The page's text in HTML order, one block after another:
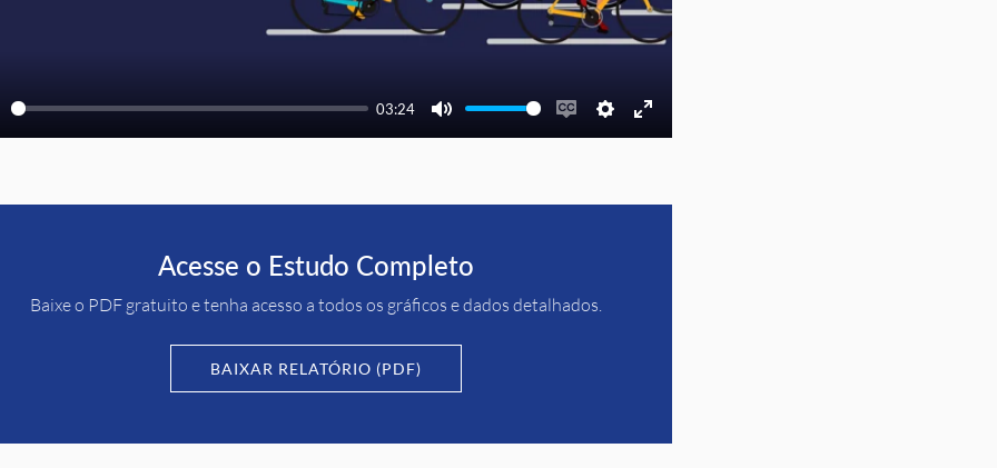
03:24
Acesse o Estudo Completo
Baixe o PDF gratuito e tenha acesso a todos os gráficos e dados detalhados.
BAIXAR RELATÓRIO (PDF)